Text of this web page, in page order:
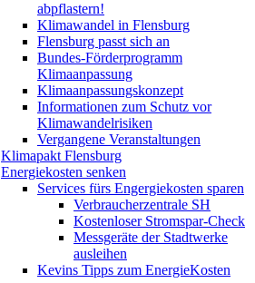
abpflastern!
Klimawandel in Flensburg
Flensburg passt sich an
Bundes-Förderprogramm
Klimaanpassung
Klimaanpassungskonzept
Informationen zum Schutz vor
Klimawandelrisiken
Vergangene Veranstaltungen
Klimapakt Flensburg
Energiekosten senken
Services fürs Engergiekosten sparen
Verbraucherzentrale SH
Kostenloser Stromspar-Check
Messgeräte der Stadtwerke
ausleihen
Kevins Tipps zum EnergieKosten